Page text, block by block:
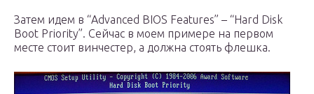
Затем идем в “Advanced BIOS Features” – “Hard Disk
Boot Priority”. Сейчас в моем примере на первом
месте стоит винчестер, а должна стоять флешка.